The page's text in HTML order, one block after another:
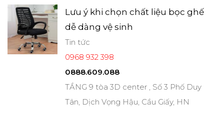
Lưu ý khi chọn chất liệu bọc ghế
dễ dàng vệ sinh
Tin tức
0968 932 398
0888.609.088
TẦNG 9 tòa 3D center , Số 3 Phố Duy
Tân, Dịch Vọng Hậu, Cầu Giấy, HN